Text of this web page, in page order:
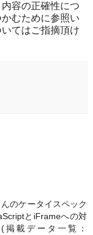
容の正確性につ
むために参照い
てはご指摘頂け
のケータイスペック
とiFrameへの対
載データ一覧：